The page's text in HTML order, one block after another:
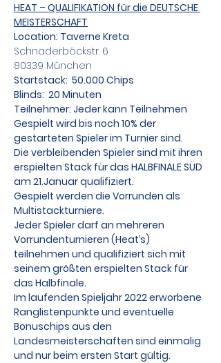
HEAT – QUALIFIKATION für die DEUTSCHE
MEISTERSCHAFT
Location: Taverne Kreta
Schnaderböckstr. 6
80339 München
Startstack:  50.000 Chips
Blinds:  20 Minuten
Teilnehmer: Jeder kann Teilnehmen
Gespielt wird bis noch 10% der
gestarteten Spieler im Turnier sind.
Die verbleibenden Spieler sind mit ihren
erspielten Stack für das HALBFINALE SÜD
am 21.Januar qualifiziert.
Gespielt werden die Vorrunden als
Multistackturniere.
Jeder Spieler darf an mehreren
Vorrundenturnieren (Heat’s)
teilnehmen und qualifiziert sich mit
seinem größten erspielten Stack für
das Halbfinale.
Im laufenden Spieljahr 2022 erworbene
Ranglistenpunkte und eventuelle
Bonuschips aus den
Landesmeisterschaften sind einmalig
und nur beim ersten Start gültig.